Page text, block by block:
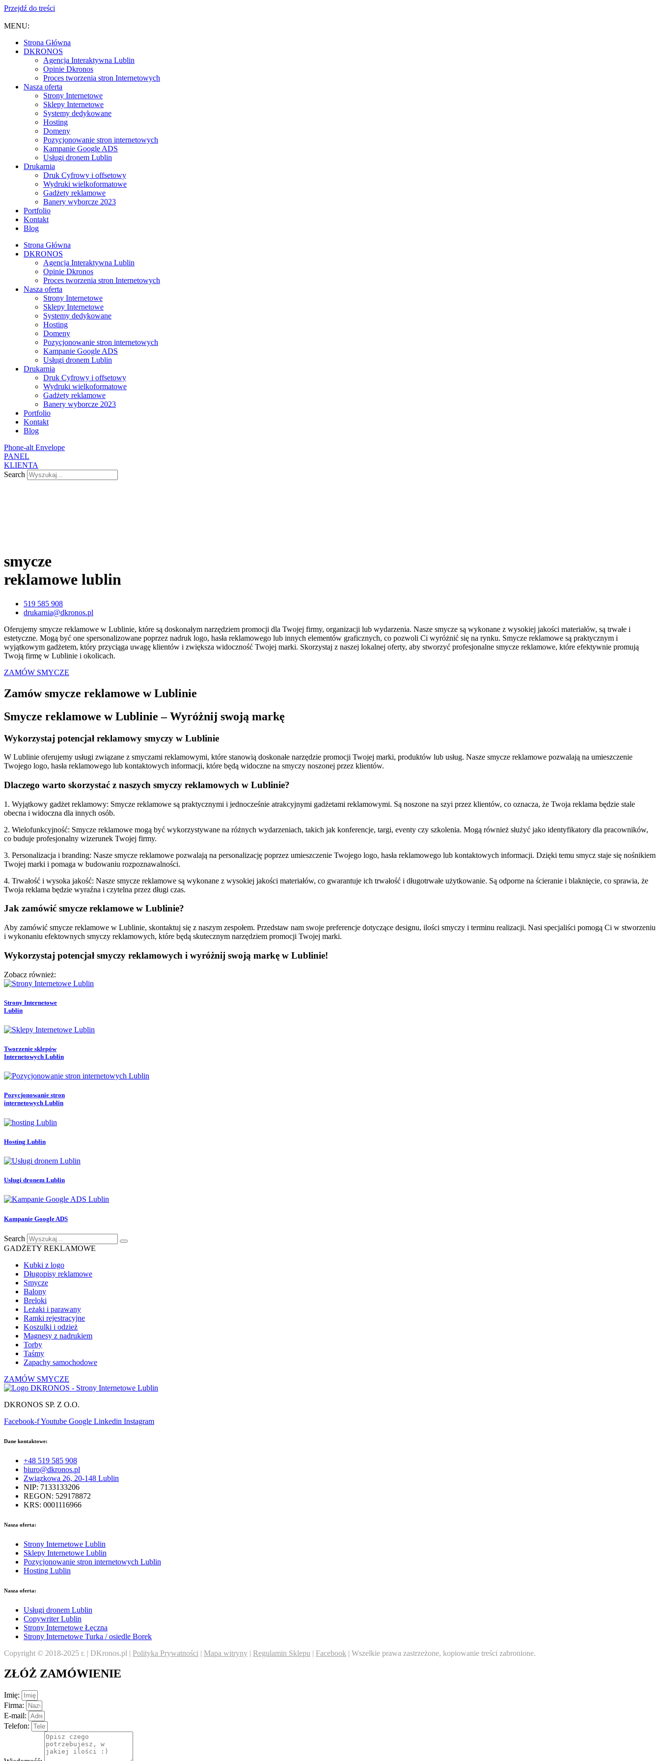
Przejdź do treści
MENU:
Strona Główna
DKRONOS
️Agencja Interaktywna Lublin
Opinie Dkronos
Proces tworzenia stron Internetowych
Nasza oferta
Strony Internetowe
Sklepy Internetowe
Systemy dedykowane
Hosting
Domeny
Pozycjonowanie stron internetowych
Kampanie Google ADS
Usługi dronem Lublin
Drukarnia
Druk Cyfrowy i offsetowy
Wydruki wielkoformatowe
Gadżety reklamowe
Banery wyborcze 2023
Portfolio
Kontakt
Blog
Strona Główna
DKRONOS
️Agencja Interaktywna Lublin
Opinie Dkronos
Proces tworzenia stron Internetowych
Nasza oferta
Strony Internetowe
Sklepy Internetowe
Systemy dedykowane
Hosting
Domeny
Pozycjonowanie stron internetowych
Kampanie Google ADS
Usługi dronem Lublin
Drukarnia
Druk Cyfrowy i offsetowy
Wydruki wielkoformatowe
Gadżety reklamowe
Banery wyborcze 2023
Portfolio
Kontakt
Blog
Phone-alt Envelope
PANEL
KLIENTA
Search
smycze
reklamowe lublin
519 585 908
drukarnia@dkronos.pl
Oferujemy smycze reklamowe w Lublinie, które są doskonałym narzędziem promocji dla Twojej firmy, organizacji lub wydarzenia. Nasze smycze są wykonane z wysokiej jakości materiałów, są trwałe i
estetyczne. Mogą być one spersonalizowane poprzez nadruk logo, hasła reklamowego lub innych elementów graficznych, co pozwoli Ci wyróżnić się na rynku. Smycze reklamowe są praktycznym i
wyjątkowym gadżetem, który przyciąga uwagę klientów i zwiększa widoczność Twojej marki. Skorzystaj z naszej lokalnej oferty, aby stworzyć profesjonalne smycze reklamowe, które efektywnie promują
Twoją firmę w Lublinie i okolicach.
ZAMÓW SMYCZE
Zamów smycze reklamowe w Lublinie
Smycze reklamowe w Lublinie – Wyróżnij swoją markę
Wykorzystaj potencjał reklamowy smyczy w Lublinie
W Lublinie oferujemy usługi związane z smyczami reklamowymi, które stanowią doskonałe narzędzie promocji Twojej marki, produktów lub usług. Nasze smycze reklamowe pozwalają na umieszczenie
Twojego logo, hasła reklamowego lub kontaktowych informacji, które będą widoczne na smyczy noszonej przez klientów.
Dlaczego warto skorzystać z naszych smyczy reklamowych w Lublinie?
1. Wyjątkowy gadżet reklamowy: Smycze reklamowe są praktycznymi i jednocześnie atrakcyjnymi gadżetami reklamowymi. Są noszone na szyi przez klientów, co oznacza, że Twoja reklama będzie stale
obecna i widoczna dla innych osób.
2. Wielofunkcyjność: Smycze reklamowe mogą być wykorzystywane na różnych wydarzeniach, takich jak konferencje, targi, eventy czy szkolenia. Mogą również służyć jako identyfikatory dla pracowników,
co buduje profesjonalny wizerunek Twojej firmy.
3. Personalizacja i branding: Nasze smycze reklamowe pozwalają na personalizację poprzez umieszczenie Twojego logo, hasła reklamowego lub kontaktowych informacji. Dzięki temu smycz staje się nośnikiem
Twojej marki i pomaga w budowaniu rozpoznawalności.
4. Trwałość i wysoka jakość: Nasze smycze reklamowe są wykonane z wysokiej jakości materiałów, co gwarantuje ich trwałość i długotrwałe użytkowanie. Są odporne na ścieranie i blaknięcie, co sprawia, że
Twoja reklama będzie wyraźna i czytelna przez długi czas.
Jak zamówić smycze reklamowe w Lublinie?
Aby zamówić smycze reklamowe w Lublinie, skontaktuj się z naszym zespołem. Przedstaw nam swoje preferencje dotyczące designu, ilości smyczy i terminu realizacji. Nasi specjaliści pomogą Ci w stworzeniu
i wykonaniu efektownych smyczy reklamowych, które będą skutecznym narzędziem promocji Twojej marki.
Wykorzystaj potencjał smyczy reklamowych i wyróżnij swoją markę w Lublinie!
Zobacz również:
Strony Internetowe
Lublin
Tworzenie sklepów
Internetowych Lublin
Pozycjonowanie stron
internetowych Lublin
Hosting Lublin
Usługi dronem Lublin
Kampanie Google ADS
Search
GADŻETY REKLAMOWE
Kubki z logo
Długopisy reklamowe
Smycze
Balony
Breloki
Leżaki i parawany
Ramki rejestracyjne
Koszulki i odzież
Magnesy z nadrukiem
Torby
Taśmy
Zapachy samochodowe
ZAMÓW SMYCZE
DKRONOS SP. Z O.O.
Facebook-fYoutube Google Linkedin Instagram
Dane kontaktowe:
+48 519 585 908
biuro@dkronos.pl
Związkowa 26, 20-148 Lublin
NIP: 7133133206
REGON: 529178872
KRS: 0001116966
Nasza oferta:
Strony Internetowe Lublin
Sklepy Internetowe Lublin
Pozycjonowanie stron internetowych Lublin
Hosting Lublin
Nasza oferta:
Usługi dronem Lublin
Copywriter Lublin
Strony Internetowe Łęczna
Strony Internetowe Turka / osiedle Borek
Copyright © 2018-2025 r. | DKronos.pl | Polityka Prywatności | Mapa witryny | Regulamin Sklepu | Facebook | Wszelkie prawa zastrzeżone, kopiowanie treści zabronione.
ZŁÓŻ ZAMÓWIENIE
Imię:
Firma:
E-mail:
Telefon: